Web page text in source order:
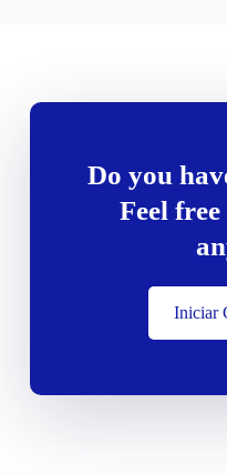
Do you
Feel
Iniciar